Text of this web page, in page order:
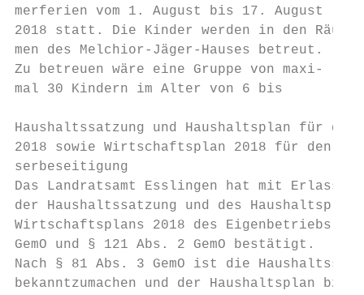
merferien vom 1. August bis 17. August
2018 statt. Die Kinder werden in den
men des Melchior-Jäger-Hauses betreut.
Zu betreuen wäre eine Gruppe von maxi-
mal 30 Kindern im Alter von 6 bis
Haushaltssatzung und Haushaltsplan für das
2018 sowie Wirtschaftsplan 2018 für den
serbeseitigung
Das Landratsamt Esslingen hat mit
der Haushaltssatzung und des
Wirtschaftsplans 2018 des Eigenbetriebs
GemO und § 121 Abs. 2 GemO
Nach § 81 Abs. 3 GemO ist die
bekanntzumachen und der Haushaltsplan